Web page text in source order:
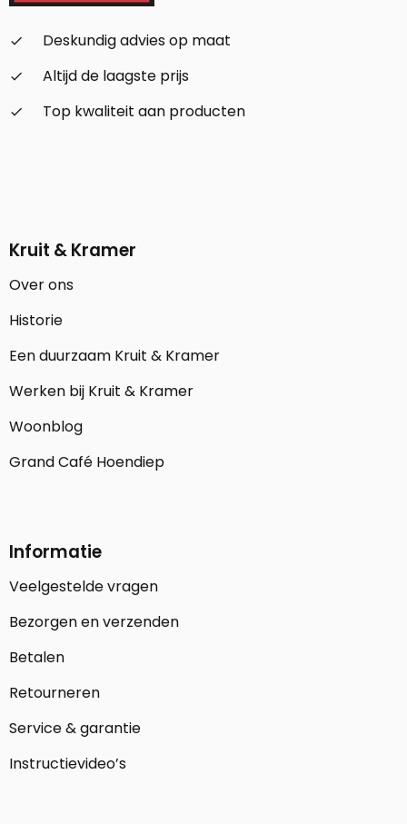
check_small
Deskundig advies op maat
check_small
Altijd de laagste prijs
check_small
Top kwaliteit aan producten
Kruit & Kramer
Over ons
Historie
Een duurzaam Kruit & Kramer
Werken bij Kruit & Kramer
Woonblog
Grand Café Hoendiep
Informatie
Veelgestelde vragen
Bezorgen en verzenden
Betalen
Retourneren
Service & garantie
Instructievideo’s